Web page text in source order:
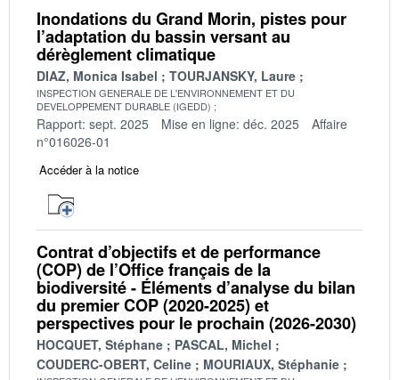
Inondations du Grand Morin, pistes pour
l’adaptation du bassin versant au
dérèglement climatique
DIAZ, Monica Isabel TOURJANSKY, Laure
INSPECTION GENERALE DE L'ENVIRONNEMENT ET DU
DEVELOPPEMENT DURABLE (IGEDD)
Rapport: sept. 2025 Mise en ligne: déc. 2025
Affaire
n°016026-01
Accéder à la notice
Contrat d’objectifs et de performance
(COP) de l’Office français de la
biodiversité - Éléments d’analyse du bilan
du premier COP (2020-2025) et
perspectives pour le prochain (2026-2030)
HOCQUET, Stéphane
PASCAL, Michel
COUDERC-OBERT, Celine
MOURIAUX, Stéphanie